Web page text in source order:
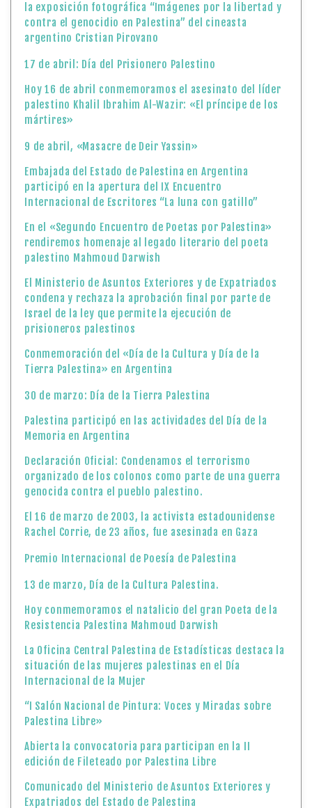
la exposición fotográfica “Imágenes por la libertad y
contra el genocidio en Palestina” del cineasta
argentino Cristian Pirovano
17 de abril: Día del Prisionero Palestino
Hoy 16 de abril conmemoramos el asesinato del líder
palestino Khalil Ibrahim Al-Wazir: «El príncipe de los
mártires»
9 de abril, «Masacre de Deir Yassin»
Embajada del Estado de Palestina en Argentina
participó en la apertura del IX Encuentro
Internacional de Escritores “La luna con gatillo”
En el «Segundo Encuentro de Poetas por Palestina»
rendiremos homenaje al legado literario del poeta
palestino Mahmoud Darwish
El Ministerio de Asuntos Exteriores y de Expatriados
condena y rechaza la aprobación final por parte de
Israel de la ley que permite la ejecución de
prisioneros palestinos
Conmemoración del «Día de la Cultura y Día de la
Tierra Palestina» en Argentina
30 de marzo: Día de la Tierra Palestina
Palestina participó en las actividades del Día de la
Memoria en Argentina
Declaración Oficial: Condenamos el terrorismo
organizado de los colonos como parte de una guerra
genocida contra el pueblo palestino.
El 16 de marzo de 2003, la activista estadounidense
Rachel Corrie, de 23 años, fue asesinada en Gaza
Premio Internacional de Poesía de Palestina
13 de marzo, Día de la Cultura Palestina.
Hoy conmemoramos el natalicio del gran Poeta de la
Resistencia Palestina Mahmoud Darwish
La Oficina Central Palestina de Estadísticas destaca la
situación de las mujeres palestinas en el Día
Internacional de la Mujer
“I Salón Nacional de Pintura: Voces y Miradas sobre
Palestina Libre»
Abierta la convocatoria para participan en la II
edición de Fileteado por Palestina Libre
Comunicado del Ministerio de Asuntos Exteriores y
Expatriados del Estado de Palestina